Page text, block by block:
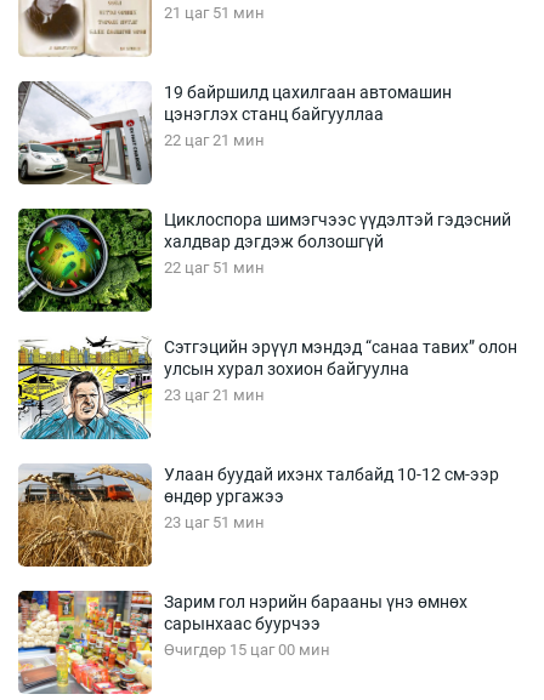
21 цаг 51 мин
19 байршилд цахилгаан автомашин
цэнэглэх станц байгууллаа
22 цаг 21 мин
Циклоспора шимэгчээс үүдэлтэй гэдэсний
халдвар дэгдэж болзошгүй
22 цаг 51 мин
Сэтгэцийн эрүүл мэндэд “санаа тавих” олон
улсын хурал зохион байгуулна
23 цаг 21 мин
Улаан буудай ихэнх талбайд 10-12 см-ээр
өндөр ургажээ
23 цаг 51 мин
Зарим гол нэрийн барааны үнэ өмнөх
сарынхаас буурчээ
Өчигдөр 15 цаг 00 мин